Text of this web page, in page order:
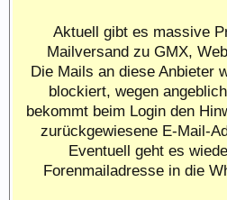
Aktuell gibt es massive
Mailversand zu GMX,
Die Mails an diese Anbieter
blockiert, wegen
bekommt beim Login den
zurückgewiesene E-Mail-
Eventuell geht es
Forenmailadresse in die